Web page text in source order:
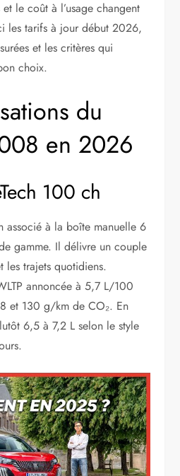
le coût à l’usage changent
les tarifs à jour début 2026,
et les critères qui
choix.
du
en 2026
100 ch
associé à la boîte manuelle 6
gamme. Il délivre un couple
les trajets quotidiens.
annoncée à 5,7 L/100
et 130 g/km de CO₂. En
6,5 à 7,2 L selon le style